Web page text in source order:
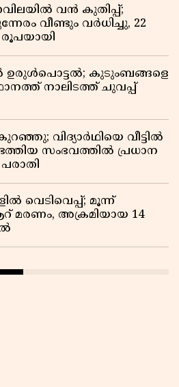
വൻ കുതിപ്പ്;
വീണ്ടും വർധിച്ചു, 22
രൂപയായി
ഉരുൾപൊട്ടൽ; കുടുംബങ്ങളെ
നാലിടത്ത് ചുവപ്പ്
വിദ്യാർഥിയെ വീട്ടിൽ
സംഭവത്തിൽ പ്രധാന
വെടിവെപ്പ്; മൂന്ന്
മരണം, അക്രമിയായ 14